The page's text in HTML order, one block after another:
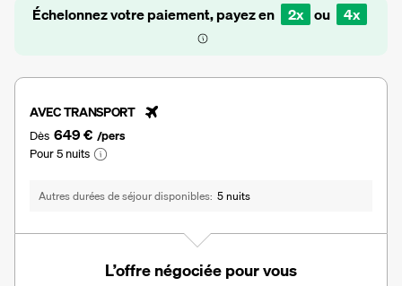
Échelonnez votre paiement, payez en 2x ou 4x
AVEC TRANSPORT
Dès 649 € /pers
Pour 5 nuits
Autres durées de séjour disponibles 5 nuits
L’offre négociée pour vous